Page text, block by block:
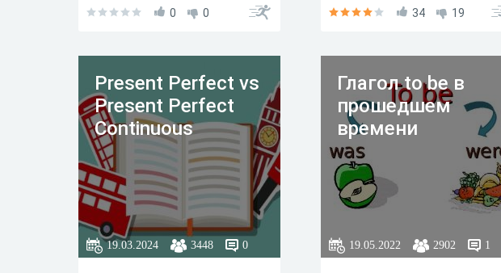
0 0 34 19
Present Perfect vs
Present Perfect
Continuous
19.03.2024 3448 0
Глагол to be в
прошедшем
времени
19.05.2022 2902 1